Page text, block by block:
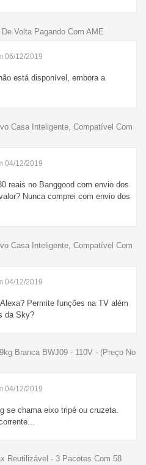
Volta Pagando Com AME
06/12/2019
está disponível, embora a
Casa Inteligente, Compatível Com
04/12/2019
reais no Banggood com envio dos
Nunca comprei com envio dos
Casa Inteligente, Compatível Com
04/12/2019
Permite funções na TV além
da Sky?
Branca BWJ09 - 110V - (Preço No
04/12/2019
se chama eixo tripé ou cruzeta.
Reutilizável - 3 Pacotes Com 58